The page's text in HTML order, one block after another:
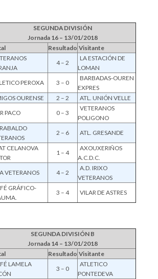
SEGUNDA DIVISIÓN
Jornada 16 – 13/01/2018
Resultado Visitante
4 – 2
LA ESTACIÓN DE
LOMAN
PEROXA
3 – 0
BARBADAS-OUREN
EXPRES
OURENSE
2 – 2
ATL. UNIÓN VELLE
PACO
0 – 3
VETERANOS
POLIGONO
2 – 6
ATL. GRESANDE
CELANOVA
1 – 4
AXOUXERIÑOS
A.C.D.C.
VETERANOS
4 – 2
A.D. IRIXO
VETERANOS
GRÁFICO-
3 – 4 VILAR DE ASTRES
SEGUNDA DIVISIÓN B
Jornada 14 – 13/01/2018
Resultado Visitante
LAMELA
3 – 0
ATLETICO
PONTEDEVA